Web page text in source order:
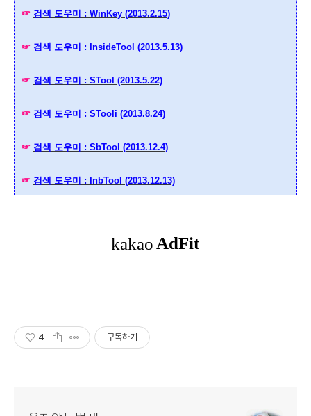
☞ 검색 도우미 : WinKey (2013.2.15)
☞ 검색 도우미 : InsideTool (2013.5.13)
☞ 검색 도우미 : STool (2013.5.22)
☞ 검색 도우미 : STooli (2013.8.24)
☞ 검색 도우미 : SbTool (2013.12.4)
☞ 검색 도우미 : InbTool (2013.12.13)
4 구독하기